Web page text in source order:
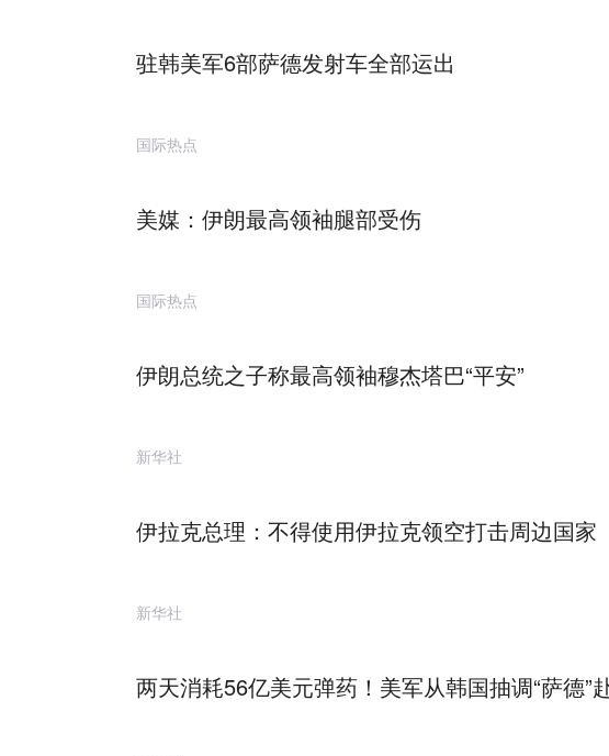
驻韩美军6部萨德发射车全部运出
国际热点
美媒：伊朗最高领袖腿部受伤
国际热点
伊朗总统之子称最高领袖穆杰塔巴“平安”
新华社
伊拉克总理：不得使用伊拉克领空打击周边国家
新华社
两天消耗56亿美元弹药！美军从韩国抽调“萨德”